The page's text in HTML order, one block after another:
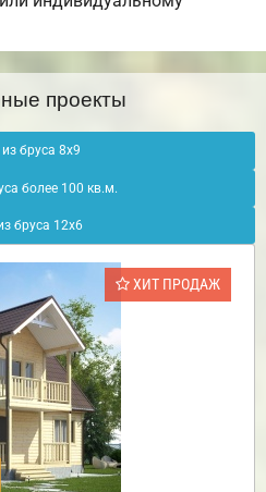
проекты
бруса 8х9
более 100 кв.м.
бруса 12х6
ХИТ ПРОДАЖ